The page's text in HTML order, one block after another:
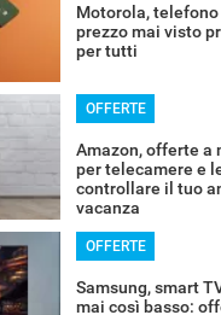
Motorola, telefono
prezzo mai visto
per tutti
OFFERTE
Amazon, offerte a
per telecamere e
controllare il tuo
vacanza
OFFERTE
Samsung, smart
mai così basso: